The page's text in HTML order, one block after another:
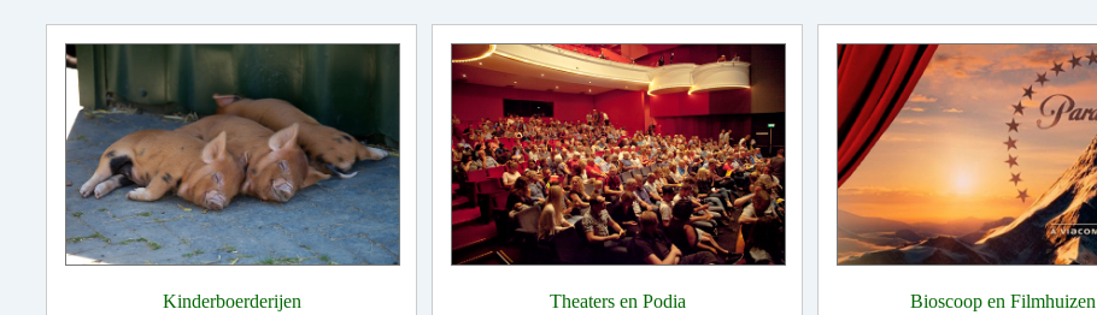
Kinderboerderijen Theaters en Podia Bioscoop en Filmhuizen